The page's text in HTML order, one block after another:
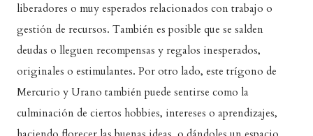
liberadores o muy esperados relacionados con trabajo o
gestión de recursos. También es posible que se salden
deudas o lleguen recompensas y regalos inesperados,
originales o estimulantes. Por otro lado, este trígono de
Mercurio y Urano también puede sentirse como la
culminación de ciertos hobbies, intereses o aprendizajes,